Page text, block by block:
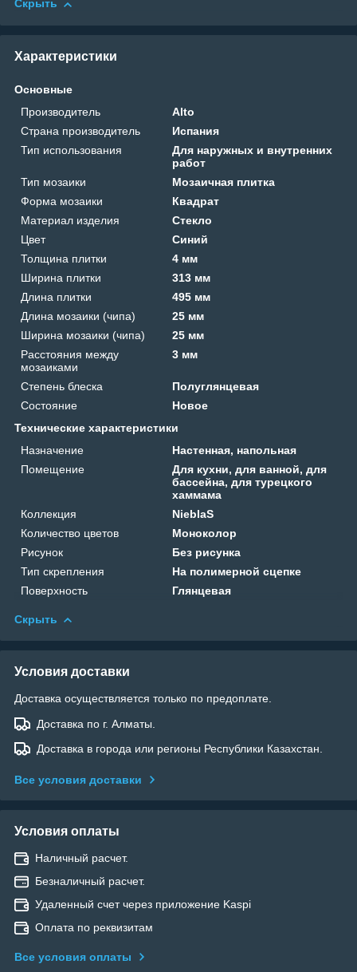
Скрыть
Характеристики
Основные
Производитель
Alto
Страна производитель
Испания
Тип использования
Для наружных и внутренних
работ
Тип мозаики
Мозаичная плитка
Форма мозаики
Квадрат
Материал изделия
Стекло
Цвет
Синий
Толщина плитки
4 мм
Ширина плитки
313 мм
Длина плитки
495 мм
Длина мозаики (чипа)
25 мм
Ширина мозаики (чипа)
25 мм
Расстояния между
мозаиками
3 мм
Степень блеска
Полуглянцевая
Состояние
Новое
Технические характеристики
Назначение
Настенная, напольная
Помещение
Для кухни, для ванной, для
бассейна, для турецкого
хаммама
Коллекция
NieblaS
Количество цветов
Моноколор
Рисунок
Без рисунка
Тип скрепления
На полимерной сцепке
Поверхность
Глянцевая
Скрыть
Условия доставки
Доставка осуществляется только по предоплате.
Доставка по г. Алматы.
Доставка в города или регионы Республики Казахстан.
Все условия доставки
Условия оплаты
Наличный расчет.
Безналичный расчет.
Удаленный счет через приложение Kaspi
Оплата по реквизитам
Все условия оплаты